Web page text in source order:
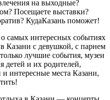
на выходные?
Посещаете выставки?
КудаКазань поможет!
самых интересных событиях
Казани с девушкой, с парнем
лучшие события, музеи
детей и их родителей,
интересные места Казани,